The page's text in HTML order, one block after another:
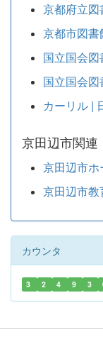
京都府立図
京都市図書
国立国会図
国立国会
カーリル |
京田辺市関連
京田辺市
京田辺市
カウンタ
3 2 4 9 3